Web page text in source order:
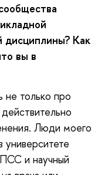
дисциплины? Как
вы в
только про
Люди моего
и научный